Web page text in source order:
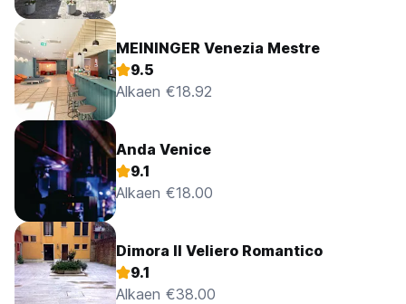
MEININGER Venezia Mestre
9.5
Alkaen €18.92
Anda Venice
9.1
Alkaen €18.00
Dimora Il Veliero Romantico
9.1
Alkaen €38.00